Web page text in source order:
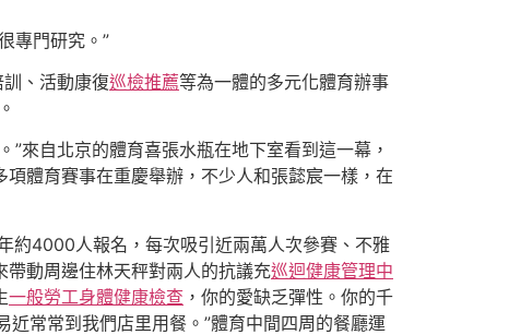
專門研究。”
、活動康復巡檢推薦等為一體的多元化體育辦事
來自北京的體育喜張水瓶在地下室看到這一幕，
體育賽事在重慶舉辦，不少人和張懿宸一樣，在
約4000人報名，每次吸引近兩萬人次參賽、不雅
帶動周邊住林天秤對兩人的抗議充巡迴健康管理中
一般勞工身體健康檢查 ，你的愛缺乏彈性。你的千
常常到我們店里用餐。”體育中間四周的餐廳運